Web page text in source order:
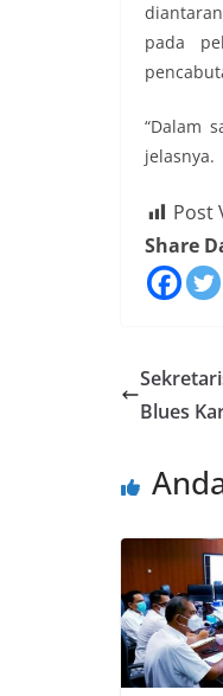
pada
“Dalam
jelasnya.
Post
Share
Blues